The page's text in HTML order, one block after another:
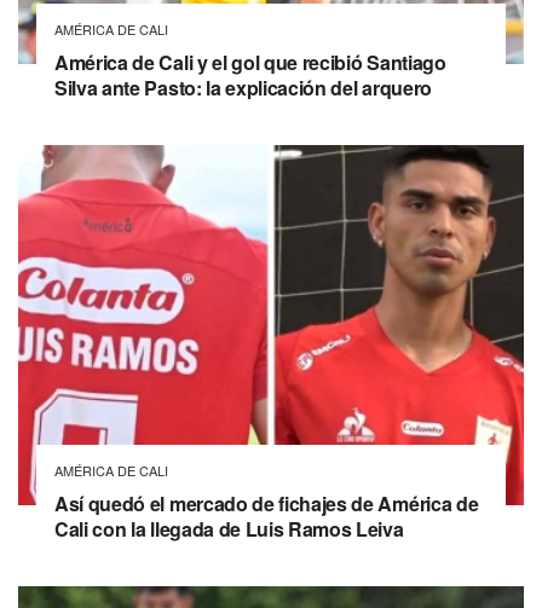
AMÉRICA DE CALI
América de Cali y el gol que recibió Santiago
Silva ante Pasto: la explicación del arquero
AMÉRICA DE CALI
Así quedó el mercado de fichajes de América de
Cali con la llegada de Luis Ramos Leiva